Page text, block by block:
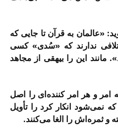
«عالمان به قرآن تا جایی که
ندارند که «سُدی» کسی
این را بیهقی از مجاهد
امر و هر امر کننده‌ای را اصل
نمی‌شود انکار کرد را تأویل
و ثمره‌اش را الغا می‌کنند.